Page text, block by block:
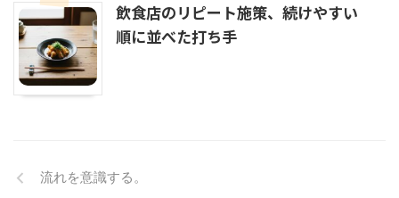
飲食店のリピート施策、続けやすい
順に並べた打ち手
流れを意識する。